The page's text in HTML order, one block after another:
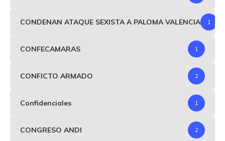
CONDENAN ATAQUE SEXISTA A PALOMA VALENCIA 1
CONFECAMARAS 1
CONFICTO ARMADO 2
Confidenciales 1
CONGRESO ANDI 2